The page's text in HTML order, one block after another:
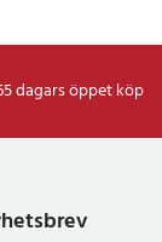
dagars öppet köp